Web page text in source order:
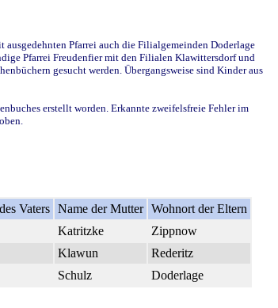
Pfarrei auch die Filialgemeinden Doderlage
Pfarrei Freudenfier mit den Filialen Klawittersdorf und
gesucht werden. Übergangsweise sind Kinder aus
erstellt worden. Erkannte zweifelsfreie Fehler im
Vaters Name der Mutter Wohnort der Eltern
Katritzke
Zippnow
Klawun
Rederitz
Schulz Doderlage